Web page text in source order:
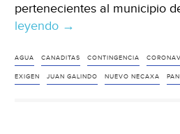
pertenecientes al municipio
leyendo Puebla:
en
Juan
→
AGUA CANADITAS CONTINGENCIA
EXIGEN JUAN GALINDO NUEVO NECAXA